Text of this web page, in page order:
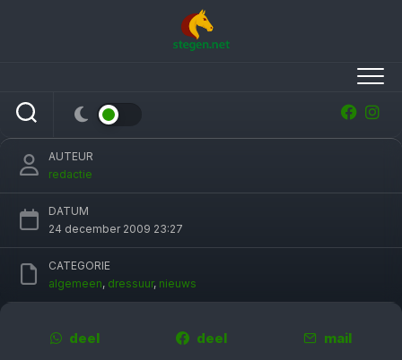
Hengst Samber overleden
AUTEUR
redactie
DATUM
24 december 2009 23:27
CATEGORIE
algemeen, dressuur, nieuws
deel deel mail